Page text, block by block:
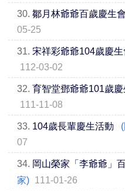
30. 鄒月林爺爺百歲慶生會
05-25
31. 宋祥彩爺爺104歲慶生
112-03-02
32. 育智堂鄧爺爺101歲慶
111-11-08
33. 104歲長輩慶生活動
07
34. 岡山榮家「李爺爺」
家) 111-01-26